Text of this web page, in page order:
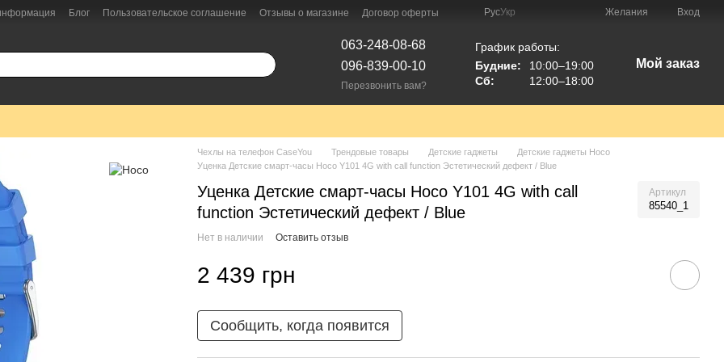
Блог Пользовательское соглашение Отзывы о магазине Договор оферты РусУкр Желания Вход
063-248-08-68
096-839-00-10
Перезвонить вам?
График работы:
Будние:
10:00–19:00
Сб:
12:00–18:00
Мой заказ
Чехлы на телефон CaseYou Трендовые товары Детские гаджеты
Детские гаджеты Hoco
Уценка Детские cмарт-часы Hoco Y101 4G with call function Эстетический дефект / Blue
Уценка Детские cмарт-часы Hoco Y101 4G with call
function Эстетический дефект / Blue
Артикул
85540_1
Нет в наличии Оставить отзыв
2 439 грн
Сообщить, когда появится